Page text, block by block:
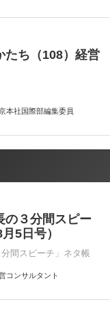
たち（108）経営
本社国際部編集委員
の３分間スピー
5日号）
間スピーチ」ネタ帳
コンサルタント